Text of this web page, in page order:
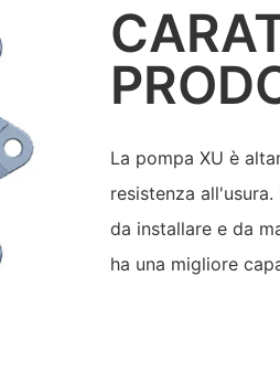
La pompa XU è
resistenza
da installare e da
ha una migliore